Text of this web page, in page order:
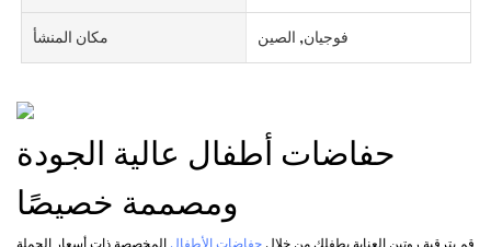
مكان المنشأ فوجيان, الصين
حفاضات أطفال عالية الجودة
قم بترقية روتين العناية بطفلك من خلال حفاضات الأطفال المخصصة ذات أسعار الجملة